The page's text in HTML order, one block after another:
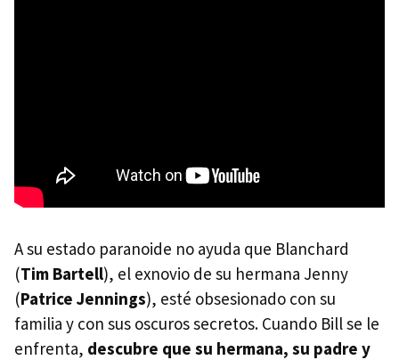
A su estado paranoide no ayuda que Blanchard
(Tim Bartell), el exnovio de su hermana Jenny
(Patrice Jennings), esté obsesionado con su
familia y con sus oscuros secretos. Cuando Bill se le
enfrenta, descubre que su hermana, su padre y